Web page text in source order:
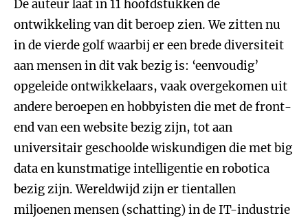
De auteur laat in 11 hoofdstukken de
ontwikkeling van dit beroep zien. We zitten nu
in de vierde golf waarbij er een brede diversiteit
aan mensen in dit vak bezig is: ‘eenvoudig’
opgeleide ontwikkelaars, vaak overgekomen uit
andere beroepen en hobbyisten die met de front-
end van een website bezig zijn, tot aan
universitair geschoolde wiskundigen die met big
data en kunstmatige intelligentie en robotica
bezig zijn. Wereldwijd zijn er tientallen
miljoenen mensen (schatting) in de IT-industrie